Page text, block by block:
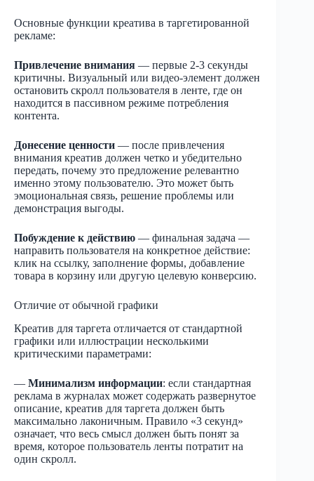
Основные функции креатива в таргетированной
рекламе:
Привлечение внимания — первые 2-3 секунды
критичны. Визуальный или видео-элемент должен
остановить скролл пользователя в ленте, где он
находится в пассивном режиме потребления
контента.
Донесение ценности — после привлечения
внимания креатив должен четко и убедительно
передать, почему это предложение релевантно
именно этому пользователю. Это может быть
эмоциональная связь, решение проблемы или
демонстрация выгоды.
Побуждение к действию — финальная задача —
направить пользователя на конкретное действие:
клик на ссылку, заполнение формы, добавление
товара в корзину или другую целевую конверсию.
Отличие от обычной графики
Креатив для таргета отличается от стандартной
графики или иллюстрации несколькими
критическими параметрами:
— Минимализм информации: если стандартная
реклама в журналах может содержать развернутое
описание, креатив для таргета должен быть
максимально лаконичным. Правило «3 секунд»
означает, что весь смысл должен быть понят за
время, которое пользователь ленты потратит на
один скролл.